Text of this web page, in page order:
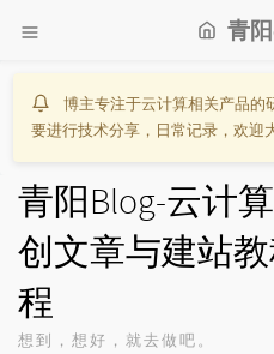
青
博主专注于云计算相关产品的
要进行技术分享，日常记录，欢迎
青阳Blog-云计
创文章与建站教
程
想到，想好，就去做吧。